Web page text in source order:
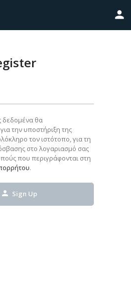
θα
την υποστήριξη της
τον ιστότοπο, για τη
στο λογαριασμό σας
που περιγράφονται στη
.
Sign Up